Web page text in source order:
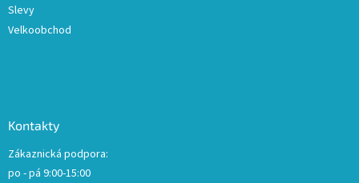
Slevy
Velkoobchod
Kontakty
Zákaznická podpora:
po - pá 9:00-15:00